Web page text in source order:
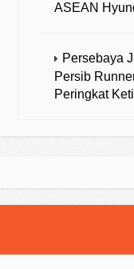
ASEAN
Persebaya
Persib
Peringkat